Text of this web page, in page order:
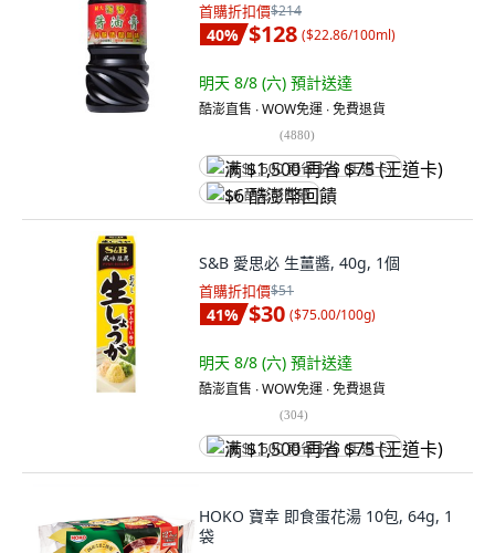
首購折扣價$214
40% $128 ($22.86/100ml)
明天 8/8 (六) 預計送達
酷澎直售 ∙ WOW免運 ∙ 免費退貨
(4880)
满 $1,500 再省 $75 (王道卡)
$6 酷澎幣回饋
S&B 愛思必 生薑醬, 40g, 1個
首購折扣價$51
41% $30 ($75.00/100g)
明天 8/8 (六) 預計送達
酷澎直售 ∙ WOW免運 ∙ 免費退貨
(304)
满 $1,500 再省 $75 (王道卡)
HOKO 寶幸 即食蛋花湯 10包, 64g, 1
袋